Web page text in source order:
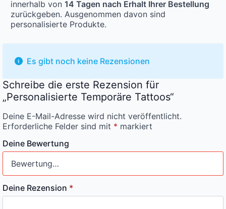
innerhalb von 14 Tagen nach Erhalt Ihrer Bestellung
zurückgeben. Ausgenommen davon sind
personalisierte Produkte.
Es gibt noch keine Rezensionen
Schreibe die erste Rezension für
„Personalisierte Temporäre Tattoos“
Deine E-Mail-Adresse wird nicht veröffentlicht.
Erforderliche Felder sind mit * markiert
Deine Bewertung
Deine Rezension *